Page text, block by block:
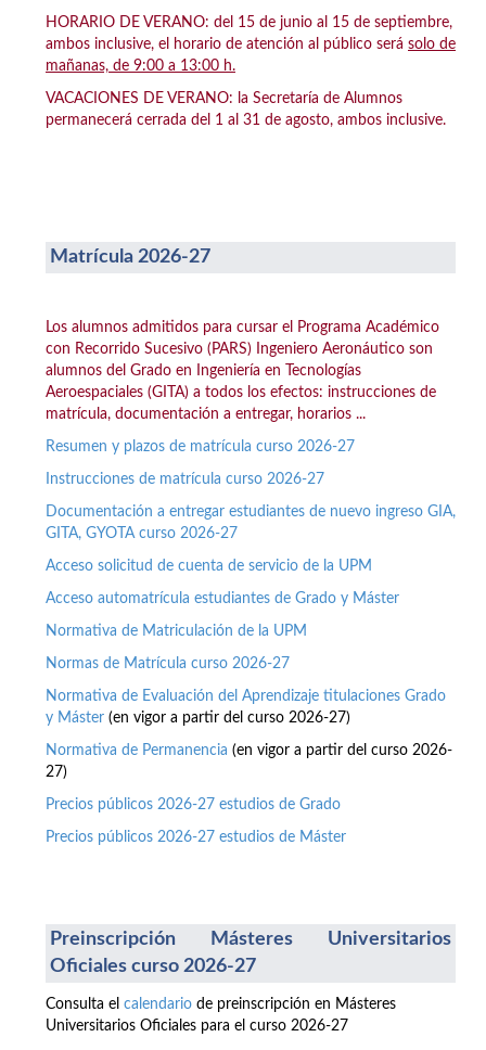
HORARIO DE VERANO: del 15 de junio al 15 de septiembre,
ambos inclusive, el horario de atención al público será solo de
mañanas, de 9:00 a 13:00 h.
VACACIONES DE VERANO: la Secretaría de Alumnos
permanecerá cerrada del 1 al 31 de agosto, ambos inclusive.
Matrícula 2026-27
Los alumnos admitidos para cursar el Programa Académico
con Recorrido Sucesivo (PARS) Ingeniero Aeronáutico son
alumnos del Grado en Ingeniería en Tecnologías
Aeroespaciales (GITA) a todos los efectos: instrucciones de
matrícula, documentación a entregar, horarios ...
Resumen y plazos de matrícula curso 2026-27
Instrucciones de matrícula curso 2026-27
Documentación a entregar estudiantes de nuevo ingreso GIA,
GITA, GYOTA curso 2026-27
Acceso solicitud de cuenta de servicio de la UPM
Acceso automatrícula estudiantes de Grado y Máster
Normativa de Matriculación de la UPM
Normas de Matrícula curso 2026-27
Normativa de Evaluación del Aprendizaje titulaciones Grado
y Máster (en vigor a partir del curso 2026-27)
Normativa de Permanencia (en vigor a partir del curso 2026-
27)
Precios públicos 2026-27 estudios de Grado
Precios públicos 2026-27 estudios de Máster
Preinscripción Másteres Universitarios
Oficiales curso 2026-27
Consulta el calendario de preinscripción en Másteres
Universitarios Oficiales para el curso 2026-27